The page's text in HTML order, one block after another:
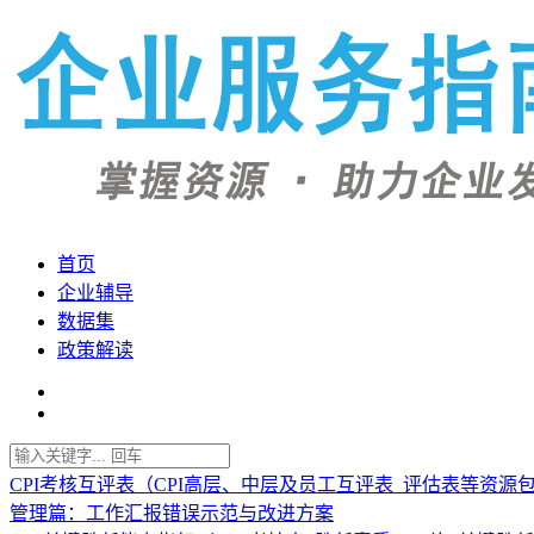
首页
企业辅导
数据集
政策解读
CPI考核互评表（CPI高层、中层及员工互评表_评估表等资源
管理篇：工作汇报错误示范与改进方案